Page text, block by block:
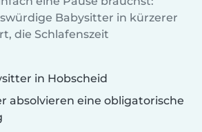
Babysitter in kürzerer
die Schlafenszeit
in Hobscheid
absolvieren eine obligatorische